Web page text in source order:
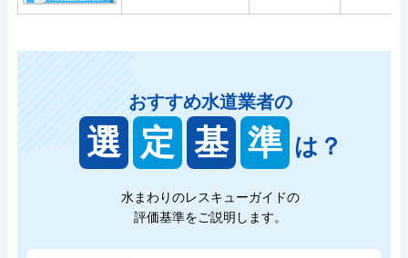
おすすめ水道業者の
選 定 基 準 は？
水まわりのレスキューガイドの
評価基準をご説明します。